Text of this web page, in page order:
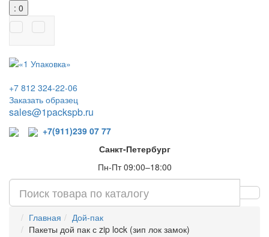
: 0
+7 812 324-22-06
Заказать образец
sales@1packspb.ru
+7(911)239 07 77
Санкт-Петербург
Пн-Пт 09:00–18:00
Главная
Дой-пак
Пакеты дой пак с zip lock (зип лок замок)